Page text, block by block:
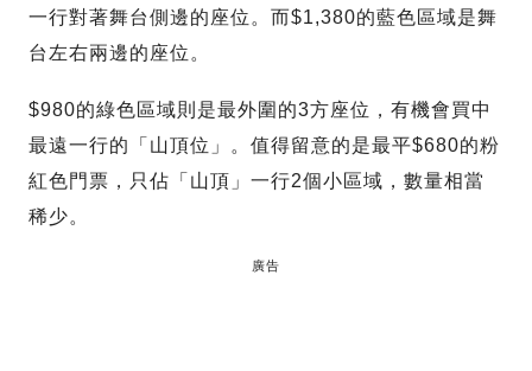
一行對著舞台側邊的座位。而$1,380的藍色區域是舞
台左右兩邊的座位。
$980的綠色區域則是最外圍的3方座位，有機會買中
最遠一行的「山頂位」。值得留意的是最平$680的粉
紅色門票，只佔「山頂」一行2個小區域，數量相當
稀少。
廣告